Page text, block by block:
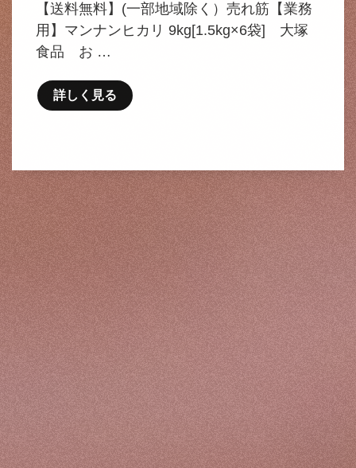
【送料無料】(一部地域除く）売れ筋【業務
用】マンナンヒカリ 9kg[1.5kg×6袋] 大塚
食品 お …
詳しく見る